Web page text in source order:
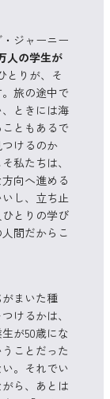
ジャーニー
人の学生が
とりが、そ
旅の途中で
ときには海
ともあるで
けるのか
私たちは、
向へ進める
し、立ち止
とりの学び
間だからこ
まいた種
けるかは、
が50歳にな
ことだった
。それでい
ら、あとは